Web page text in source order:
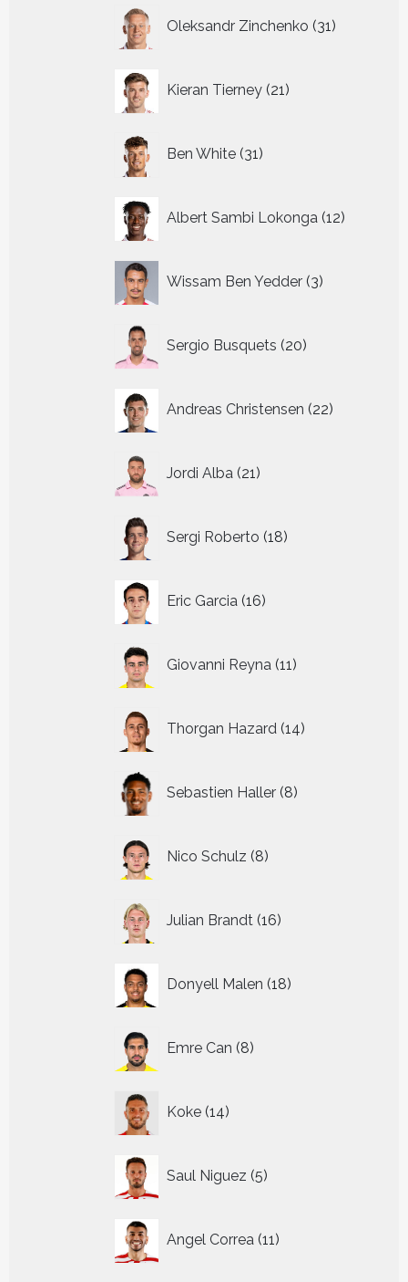
Oleksandr Zinchenko 31
producten
Kieran Tierney 21
producten
Ben White 31
producten
Albert Sambi Lokonga 12
Wissam Ben Yedder 3
producten
Sergio Busquets 20
producten
Andreas Christensen 22
producten
Jordi Alba 21
producten
Sergi Roberto 18
producten
Eric Garcia 16
producten
Giovanni Reyna 11
producten
Thorgan Hazard 14
producten
Sebastien Haller 8
producten
Nico Schulz 8
producten
Julian Brandt 16
producten
Donyell Malen 18
producten
Emre Can 8
producten
Koke 14
producten
Saul Niguez 5
producten
Angel Correa 11
producten